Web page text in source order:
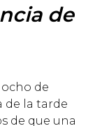
de
de
de la tarde
de que una